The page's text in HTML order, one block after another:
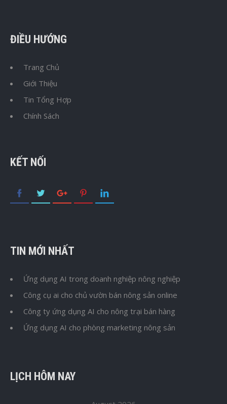
ĐIỀU HƯỚNG
Trang Chủ
Giới Thiệu
Tin Tổng Hợp
Chính Sách
KẾT NỐI
TIN MỚI NHẤT
Ứng dụng AI trong doanh nghiệp nông nghiệp
Công cụ ai cho chủ vườn bán nông sản online
Công ty ứng dụng AI cho nông trại bán hàng
Ứng dụng AI cho phòng marketing nông sản
LỊCH HÔM NAY